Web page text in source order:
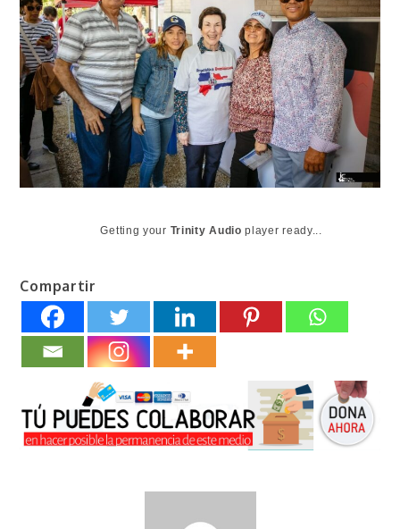
Getting your Trinity Audio player ready...
Compartir